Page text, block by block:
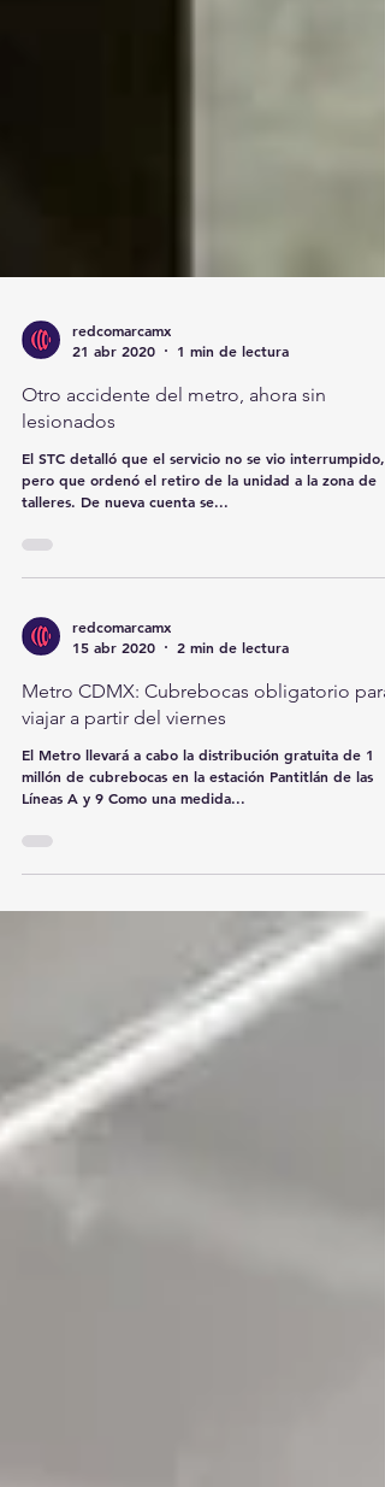
redcomarcamx
21 abr 2020
1 min de lectura
Otro accidente del metro, ahora sin
lesionados
El STC detalló que el servicio no se vio interrumpido,
talleres. De nueva cuenta se...
redcomarcamx
15 abr 2020
2 min de lectura
Metro CDMX: Cubrebocas obligatorio para
viajar a partir del viernes
El Metro llevará a cabo la distribución gratuita de 1
Líneas A y 9 Como una medida...